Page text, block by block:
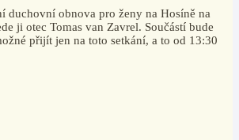
duchovní obnova pro ženy na Hosíně na
ji otec Tomas van Zavrel. Součástí bude
přijít jen na toto setkání, a to od 13:30